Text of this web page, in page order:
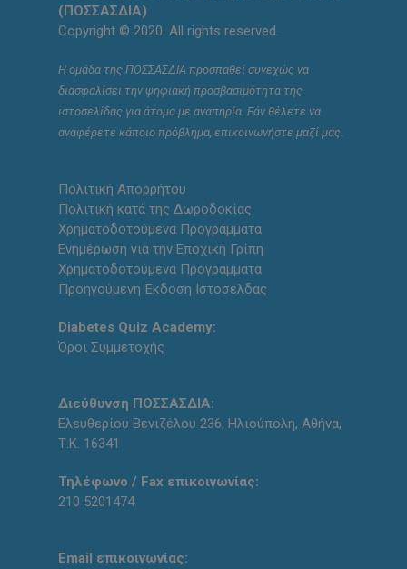
(ΠΟΣΣΑΣΔΙΑ)
Copyright © 2020. All rights reserved.
Η ομάδα της ΠΟΣΣΑΣΔΙΑ προσπαθεί συνεχώς να
διασφαλίσει την ψηφιακή προσβασιμότητα της
ιστοσελίδας για άτομα με αναπηρία. Εάν θέλετε να
αναφέρετε κάποιο πρόβλημα, επικοινωνήστε μαζί μας.
Πολιτική Απορρήτου
Πολιτική κατά της Δωροδοκίας
Χρηματοδοτούμενα Προγράμματα
Ενημέρωση για την Εποχική Γρίπη
Χρηματοδοτούμενα Προγράμματα
Προηγούμενη Έκδοση Ιστοσελδας
Diabetes Quiz Academy:
Όροι Συμμετοχής
Διεύθυνση ΠΟΣΣΑΣΔΙΑ:
Ελευθερίου Βενιζέλου 236, Ηλιούπολη, Αθήνα,
Τ.Κ. 16341
Τηλέφωνο / Fax επικοινωνίας:
210 5201474
Email επικοινωνίας: